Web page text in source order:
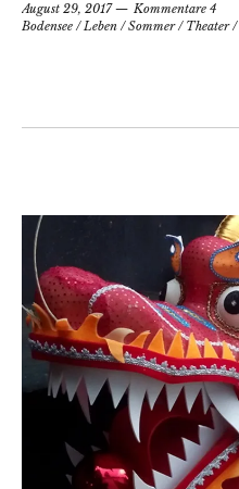
August 29, 2017
Kommentare 4
Bodensee /Leben /Sommer/ Theater/